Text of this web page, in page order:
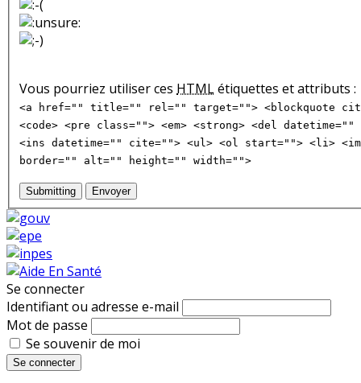
Vous pourriez utiliser ces HTMLétiquettes et attributs :
<a href="" title="" rel="" target=""> <blockquote
<code> <pre class=""> <em> <strong> <del
<ins datetime="" cite=""> <ul> <ol start=""> <li>
border="" alt="" height="" width="">
Submitting Envoyer
Se connecter
Identifiant ou adresse e-mail
Mot de passe
Se souvenir de moi
Se connecter